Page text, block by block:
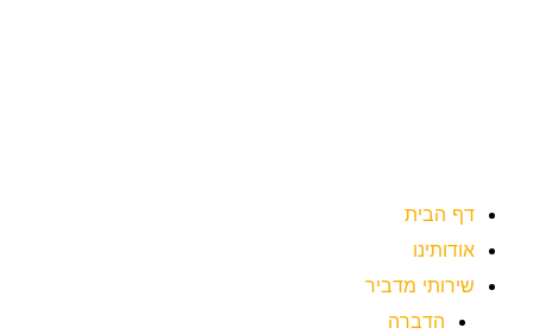
דף הבית
אודותינו
שירותי מדביר
הדברה